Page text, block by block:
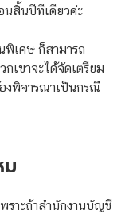
นสิ้นปีทีเดียวค่ะ
พิเศษ ก็สามารถ
เขาจะได้จัดเตรียม
งพิจารณาเป็นกรณี
ราะถ้าสำนักงานบัญชี